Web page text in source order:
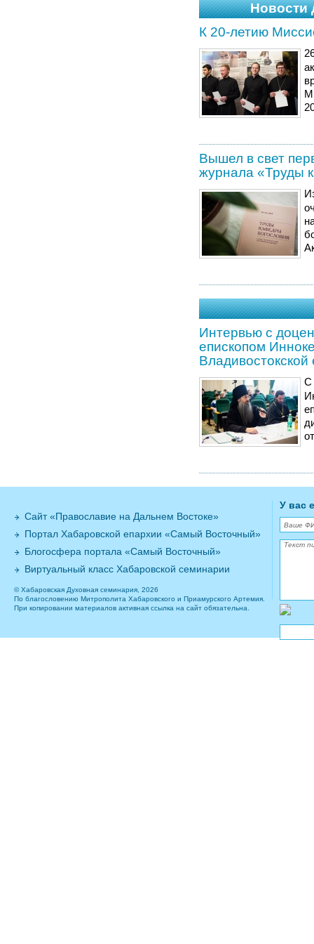
Новости
К 20-летию
Вышел в свет
журнала «Труды
Интервью с
епископом
Владивостокской
С
Сайт «Православие на Дальнем Востоке»
Портал Хабаровской епархии «Самый Восточный»
Блогосфера портала «Самый Восточный»
Виртуальный класс Хабаровской семинарии
© Хабаровская Духовная семинария, 2026
По благословению Митрополита Хабаровского и Приамурского Артемия.
При копировании материалов активная ссылка на сайт обязательна.
У вас